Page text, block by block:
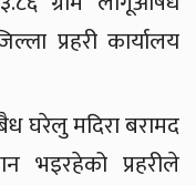
प्रहरी कार्यालय
घरेलु मदिरा बरामद
भइरहेको प्रहरीले